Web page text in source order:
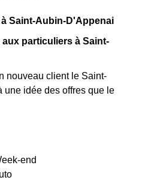
Saint-Aubin-D'Appenai
particuliers à Saint-
nouveau client le Saint-
idée des offres que le
end